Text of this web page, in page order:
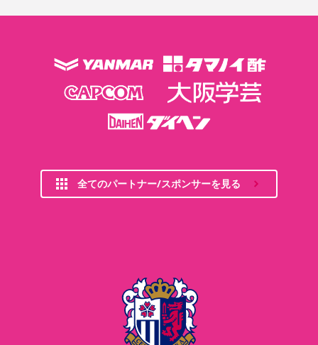
全てのパートナー/スポンサーを見る